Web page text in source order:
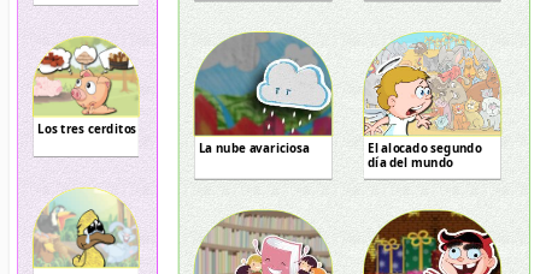
Los tres cerditos
La nube avariciosa
El alocado segundo
día del mundo